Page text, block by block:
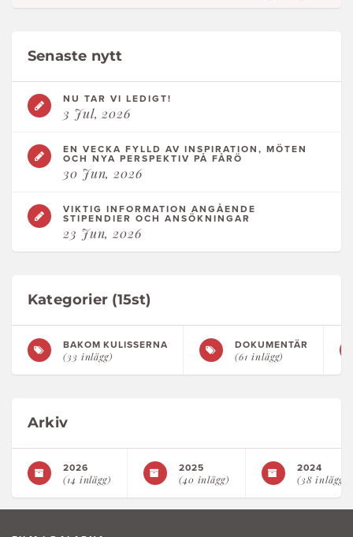
PÅ
VIA
Senaste nytt
NU TAR VI LEDIGT!
3 Jul, 2026
EN VECKA FYLLD AV INSPIRATION, MÖTEN
OCH NYA PERSPEKTIV PÅ FÅRÖ
30 Jun, 2026
VIKTIG INFORMATION ANGÅENDE
STIPENDIER OCH ANSÖKNINGAR
23 Jun, 2026
Kategorier (15st)
BAKOM KULISSERNA
(33 inlägg)
DOKUMENTÄR
(61 inlägg)
Arkiv
2026
(14 inlägg)
2025
(40 inlägg)
2024
(38 inlägg)